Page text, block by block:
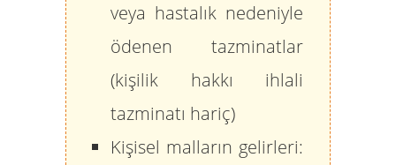
veya hastalık nedeniyle
ödenen tazminatlar
(kişilik hakkı ihlali
tazminatı hariç)
Kişisel malların gelirleri: